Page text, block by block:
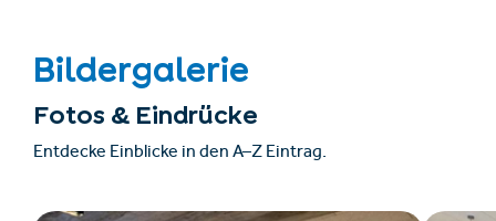
Bildergalerie
Fotos & Eindrücke
Entdecke Einblicke in den A–Z Eintrag.